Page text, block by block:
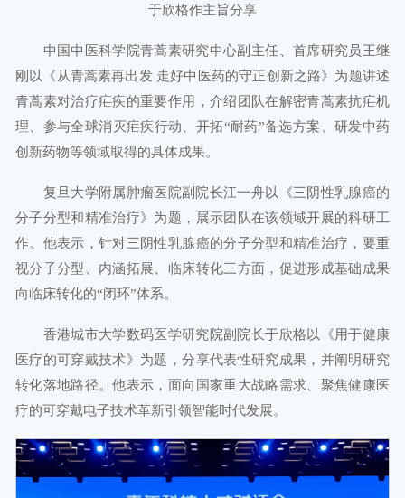
于欣格作主旨分享
中国中医科学院青蒿素研究中心副主任、首席研究员王继
刚以《从青蒿素再出发 走好中医药的守正创新之路》为题讲述
青蒿素对治疗疟疾的重要作用，介绍团队在解密青蒿素抗疟机
理、参与全球消灭疟疾行动、开拓“耐药”备选方案、研发中药
创新药物等领域取得的具体成果。
复旦大学附属肿瘤医院副院长江一舟以《三阴性乳腺癌的
分子分型和精准治疗》为题，展示团队在该领域开展的科研工
作。他表示，针对三阴性乳腺癌的分子分型和精准治疗，要重
视分子分型、内涵拓展、临床转化三方面，促进形成基础成果
向临床转化的“闭环”体系。
香港城市大学数码医学研究院副院长于欣格以《用于健康
医疗的可穿戴技术》为题，分享代表性研究成果，并阐明研究
转化落地路径。他表示，面向国家重大战略需求、聚焦健康医
疗的可穿戴电子技术革新引领智能时代发展。